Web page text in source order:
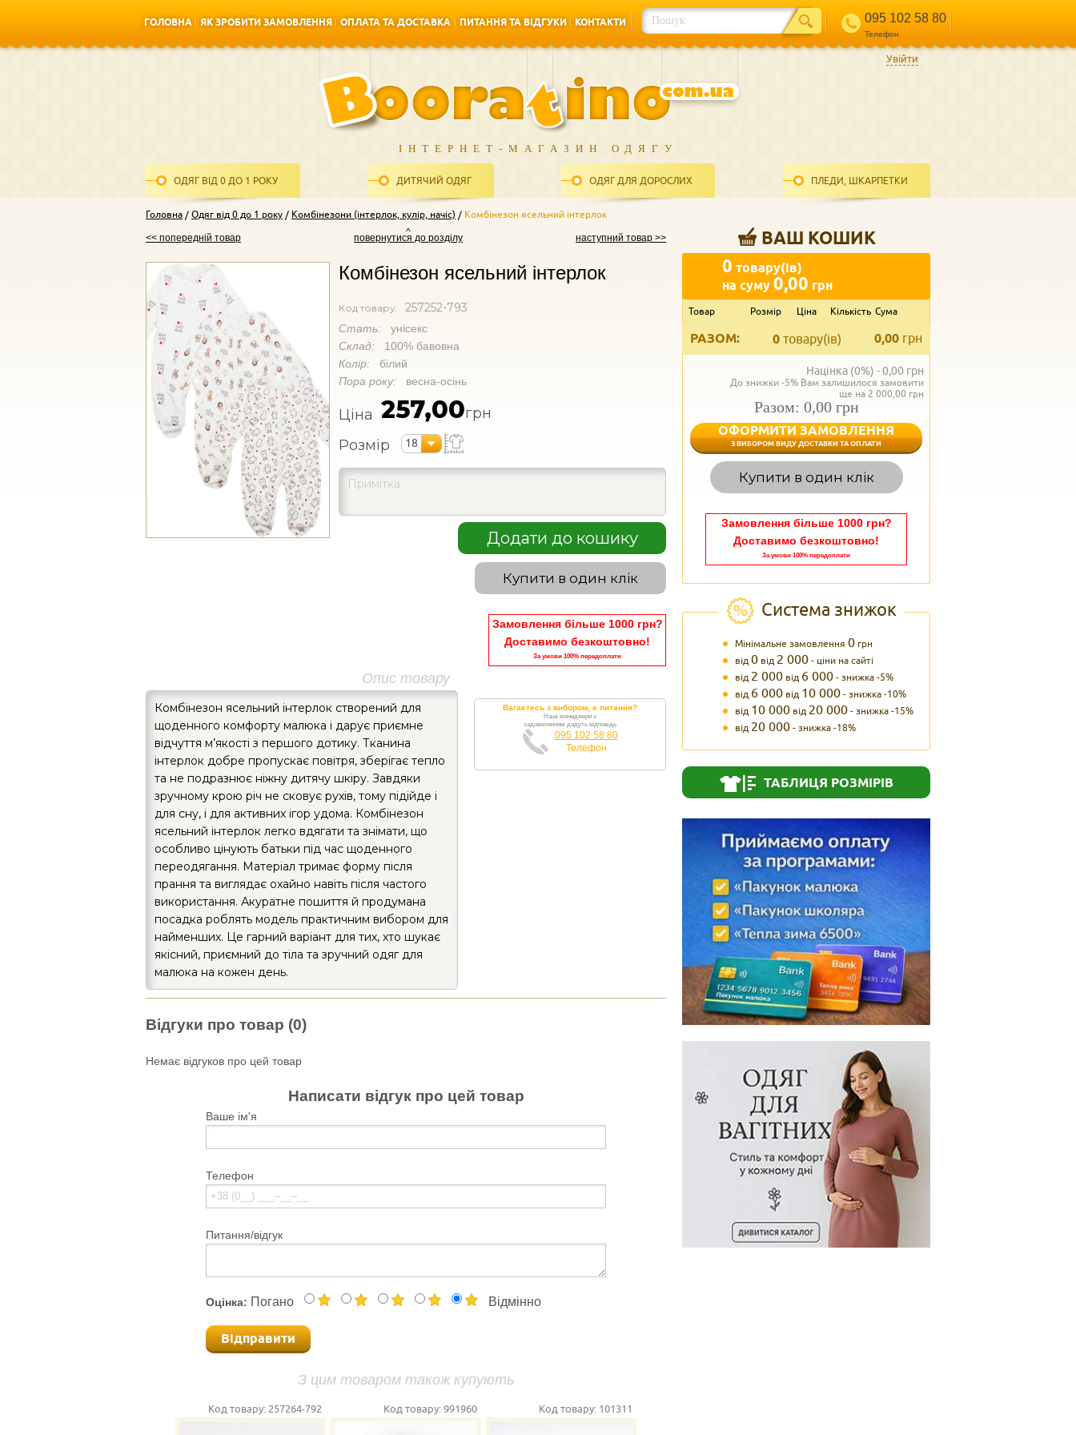
ГОЛОВНА
ЯК ЗРОБИТИ ЗАМОВЛЕННЯ
ОПЛАТА ТА ДОСТАВКА
ПИТАННЯ ТА ВІДГУКИ
КОНТАКТИ
095 102 58 80
Телефон
ІНТЕРНЕТ-МАГАЗИН ОДЯГУ
ОДЯГ ВІД 0 ДО 1 РОКУ ДИТЯЧИЙ ОДЯГ ОДЯГ ДЛЯ ДОРОСЛИХ ПЛЕДИ, ШКАРПЕТКИ
Увійти
Головна Одяг від 0 до 1 року Комбінезони (інтерлок, кулір, начіс) Комбінезон ясельний інтерлок
ВАШ КОШИК
0 товару(ів)
на суму0,00 грн
Товар Розмір Ціна Кількість Сума
РАЗОМ: 0,00 грн
0 товару(ів)
Націнка (0%) -0,00 грн
До знижки -5% Вам залишилося замовити
ще на 2 000,00 грн
Разом: 0,00 грн
ОФОРМИТИ ЗАМОВЛЕННЯ
З ВИБОРОМ ВИДУ ДОСТАВКИ ТА ОПЛАТИ
Купити в один клік
Замовлення більше 1000 грн?
Доставимо безкоштовно!
За умови 100% передоплати
Система знижок
Мінімальне замовлення 0 грн
від0 від 2 000- ціни на сайті
від 2 000 від 6 000- знижка -5%
від 6 000 від 10 000- знижка -10%
від 10 000 від 20 000- знижка -15%
від 20 000- знижка -18%
ТАБЛИЦЯ РОЗМІРІВ
<< попередній товар наступний товар >>
повернутися до розділу
Комбінезон ясельний інтерлок
Код товару: 257252-793
Стать: унісекс
Склад: 100% бавовна
Колір: білий
Пора року: весна-осінь
Ціна 257,00грн
Розмір
18
Додати до кошику
Купити в один клік
Замовлення більше 1000 грн?
Доставимо безкоштовно!
За умови 100% передоплати
Опис товару
Комбінезон ясельний інтерлок створений для
щоденного комфорту малюка і дарує приємне
відчуття м’якості з першого дотику. Тканина
інтерлок добре пропускає повітря, зберігає тепло
та не подразнює ніжну дитячу шкіру. Завдяки
зручному крою річ не сковує рухів, тому підійде і
для сну, і для активних ігор удома. Комбінезон
ясельний інтерлок легко вдягати та знімати, що
особливо цінують батьки під час щоденного
переодягання. Матеріал тримає форму після
прання та виглядає охайно навіть після частого
використання. Акуратне пошиття й продумана
посадка роблять модель практичним вибором для
найменших. Це гарний варіант для тих, хто шукає
якісний, приємний до тіла та зручний одяг для
малюка на кожен день.
Вагаєтесь з вибором, є питання?
Наші менеджери з
задоволенням дадуть відповідь
095 102 58 80
Телефон
Відгуки про товар (0)
Немає відгуков про цей товар
Написати відгук про цей товар
Ваше ім'я
Телефон
Питання/відгук
Оцінка: Погано Відмінно
Відправити
З цим товаром також купують
Код товару: 257264-792 Код товару:991960 Код товару: 101311